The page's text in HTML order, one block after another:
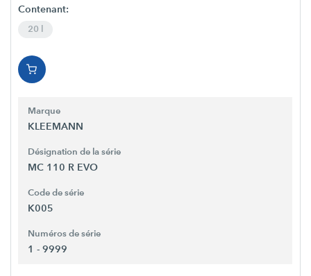
Contenant:
20 l
Marque
KLEEMANN
Désignation de la série
MC 110 R EVO
Code de série
K005
Numéros de série
1 - 9999